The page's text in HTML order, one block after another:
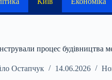
процес будівництва
Остапчук 14.06.2026